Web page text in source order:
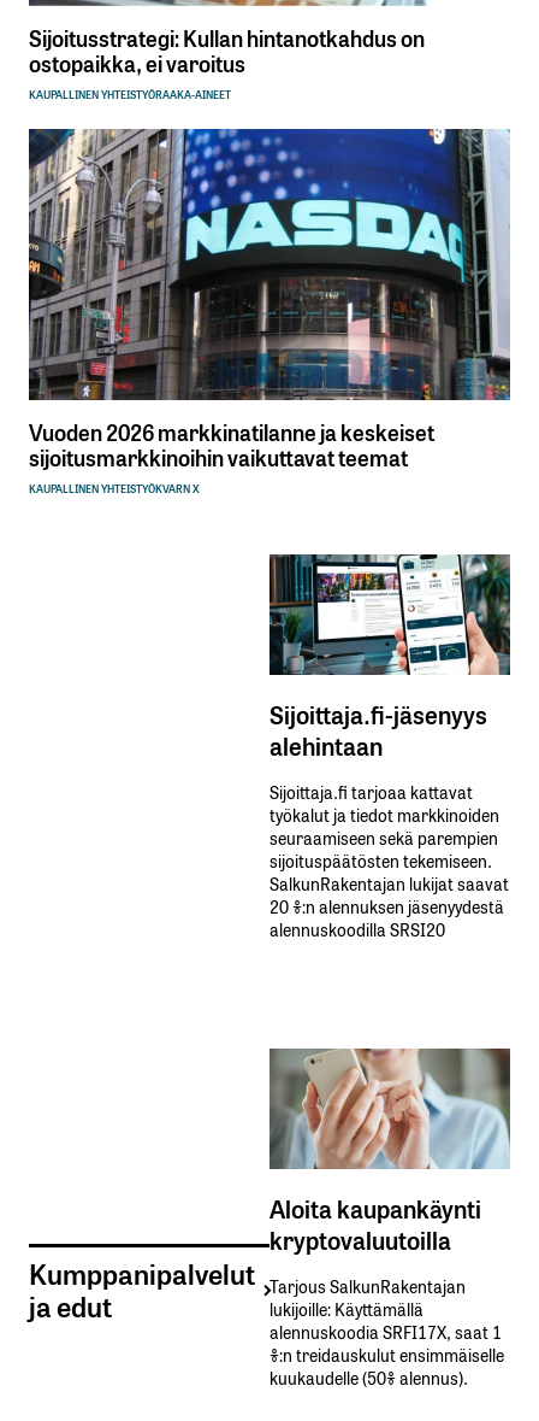
Sijoitusstrategi: Kullan hintanotkahdus on
ostopaikka, ei varoitus
KAUPALLINEN YHTEISTYÖRAAKA-AINEET
Vuoden 2026 markkinatilanne ja keskeiset
sijoitusmarkkinoihin vaikuttavat teemat
KAUPALLINEN YHTEISTYÖKVARN X
Kumppanipalvelut
ja edut
Sijoittaja.fi-jäsenyys
alehintaan
Sijoittaja.fi tarjoaa kattavat
työkalut ja tiedot markkinoiden
seuraamiseen sekä parempien
sijoituspäätösten tekemiseen.
SalkunRakentajan lukijat saavat
20 %:n alennuksen jäsenyydestä
alennuskoodilla SRSI20
Aloita kaupankäynti
kryptovaluutoilla
Tarjous SalkunRakentajan
lukijoille: Käyttämällä​ ​
alennuskoodia​ ​SRFI17X,​ ​saat​ ​1
%:n treidauskulut​ ​ensimmäiselle​ ​
kuukaudelle​ ​(50%​ ​alennus).